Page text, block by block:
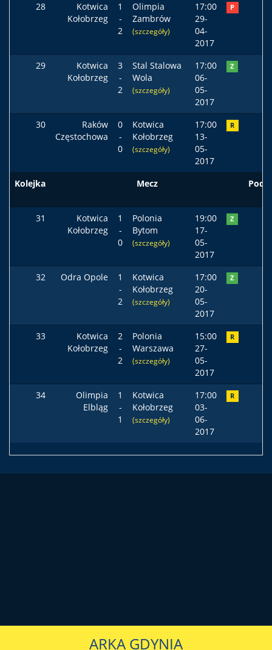
28
Kotwica
Kołobrzeg
1
-
2
Olimpia
Zambrów
(szczegóły)
17:00
29-
04-
2017
P
29
Kotwica
Kołobrzeg
3
-
2
Stal Stalowa
Wola
(szczegóły)
17:00
06-
05-
2017
Z
30
Raków
Częstochowa
0
-
0
Kotwica
Kołobrzeg
(szczegóły)
17:00
13-
05-
2017
R
Kolejka Mecz Podst
31
Kotwica
Kołobrzeg
1
-
0
Polonia
Bytom
(szczegóły)
19:00
17-
05-
2017
Z
32 Odra Opole
1
-
2
Kotwica
Kołobrzeg
(szczegóły)
17:00
20-
05-
2017
Z
33
Kotwica
Kołobrzeg
2
-
2
Polonia
Warszawa
(szczegóły)
15:00
27-
05-
2017
R
34
Olimpia
Elbląg
1
-
1
Kotwica
Kołobrzeg
(szczegóły)
17:00
03-
06-
2017
R
ARKA GDYNIA